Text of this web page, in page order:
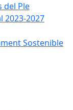
del Ple
2023-2027
Sostenible